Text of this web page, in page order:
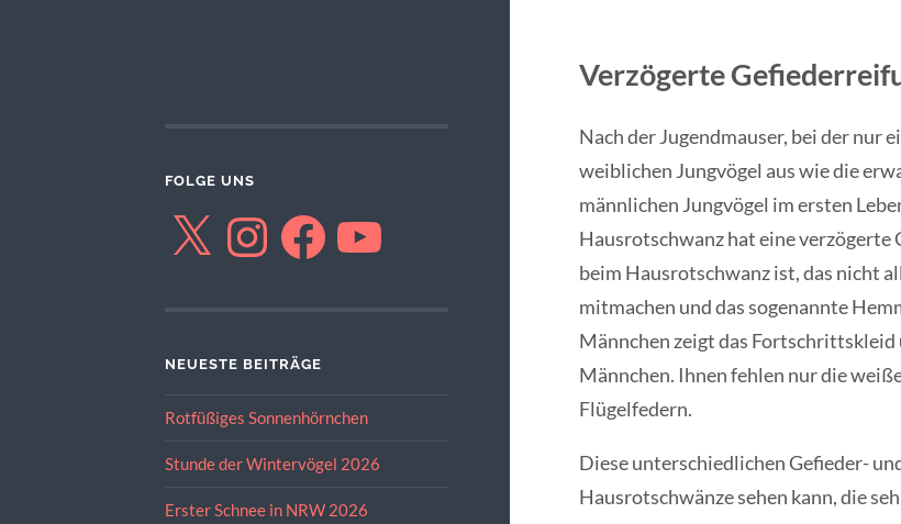
FOLGE UNS
X InstagramFacebookYouTube
NEUESTE BEITRÄGE
Rotfüßiges Sonnenhörnchen
Stunde der Wintervögel 2026
Erster Schnee in NRW 2026
Verzögerte
Nach der Jugendmauser, bei der nur
weiblichen Jungvögel aus wie die
männlichen Jungvögel im ersten
Hausrotschwanz hat eine
beim Hausrotschwanz ist, das nicht
mitmachen und das sogenannte
Männchen zeigt das Fortschrittskleid
Männchen. Ihnen fehlen nur die
Flügelfedern.
Diese unterschiedlichen Gefieder-
Hausrotschwänze sehen kann, die